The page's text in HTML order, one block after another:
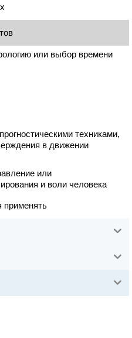
или выбор времени
техниками,
в движении
или
и воли человека
применять